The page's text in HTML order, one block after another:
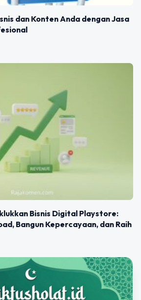
dan Konten Anda dengan Jasa
Bisnis Digital Playstore:
Bangun Kepercayaan, dan Raih